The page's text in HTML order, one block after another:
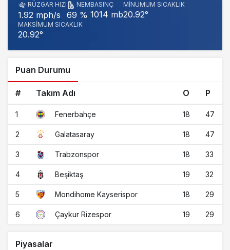
RÜZGAR HIZI
1.92 mph/s
NEM
69 %
BASINÇ
1014 mb
MINUMUM SICAKLIK
20.92°
MAKSIMUM SICAKLIK
20.92°
Puan Durumu
# Takım Adı O P
1 Fenerbahçe 18 47
2 Galatasaray 18 47
3 Trabzonspor 18 33
4 Beşiktaş 19 32
5 Mondihome Kayserispor 18 29
6 Çaykur Rizespor 19 29
Piyasalar